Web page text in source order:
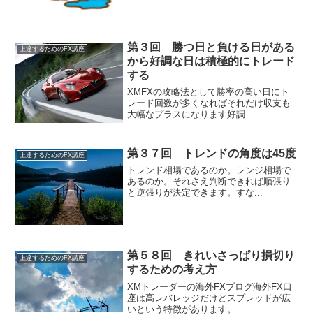
上達するためのFX講座
第３回 勝つ日と負ける日がある
から好調な日は積極的にトレード
する
XMFXの攻略法として勝率の高い日にト
レード回数が多くなればそれだけ収支も
大幅なプラスになります好調...
上達するためのFX講座 第３７回 トレンドの角度は45度
トレンド相場であるのか。レンジ相場で
あるのか。それさえ判断できれば順張り
と逆張りが決定できます。すな...
上達するためのFX講座
第５８回 きれいさっぱり損切り
するための考え方
XMトレーダーの海外FXブログ海外FX口
座は高レバレッジだけどスプレッドが広
いという特徴があります。...